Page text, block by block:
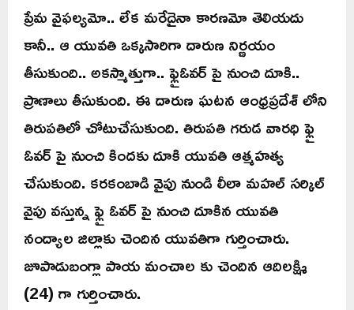
ప్రేమ వైఫల్యమో.. లేక మరేదైనా కారణమో తెలియదు
కానీ.. ఆ యువతి ఒక్కసారిగా దారుణ నిర్ణయం
తీసుకుంది.. అకస్మాత్తుగా.. ఫ్లైఓవర్ పై నుంచి దూకి..
ప్రాణాలు తీసుకుంది. ఈ దారుణ ఘటన ఆంధ్రప్రదేశ్ లోని
తిరుపతిలో చోటుచేసుకుంది. తిరుపతి గరుడ వారధి ఫ్లై
ఓవర్ పై నుంచి కిందకు దూకి యువతి ఆత్మహత్య
చేసుకుంది. కరకంబాడి వైపు నుండి లీలా మహల్ సర్కిల్
వైపు వస్తున్న ఫ్లై ఓవర్ పై నుంచి దూకిన యువతి
నంద్యాల జిల్లాకు చెందిన యువతిగా గుర్తించారు.
జూపాడుబంగ్లా పాయ మంచాల కు చెందిన ఆదిలక్ష్మి
(24) గా గుర్తించారు.